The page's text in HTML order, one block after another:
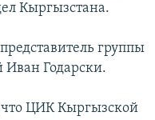
Кыргызстана.
группы
Иван Годарски.
ЦИК Кыргызской